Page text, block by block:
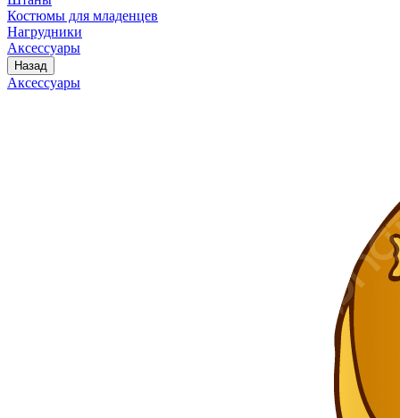
Костюмы для младенцев
Нагрудники
Аксессуары
Назад
Аксессуары